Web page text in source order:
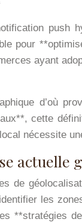
push
pour
ayant
d’où
cette
nécessite
actuelle
de
les
**stratégies